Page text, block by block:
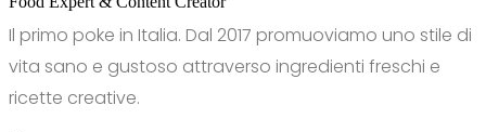
Il primo poke in Italia. Dal 2017 promuoviamo uno stile di
vita sano e gustoso attraverso ingredienti freschi e
ricette creative.